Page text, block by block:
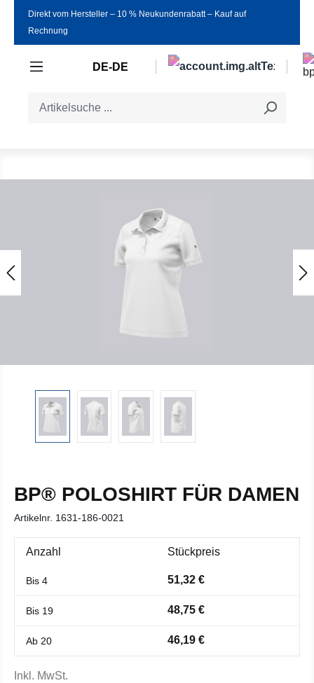
Zum Hauptinhalt springen
Direkt vom Hersteller ‒ 10 % Neukundenrabatt ‒ Kauf auf
Rechnung
DE-DE
BP® POLOSHIRT FÜR DAMEN
Artikelnr. 1631-186-0021
Anzahl Stückpreis
Bis 4 51,32 €
Bis 19 48,75 €
Ab 20 46,19 €
Inkl. MwSt.